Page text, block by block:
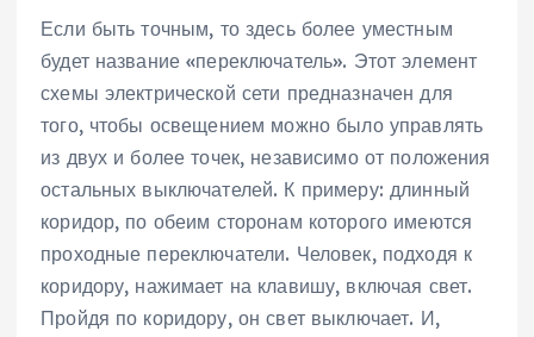
Если быть точным, то здесь более уместным
будет название «переключатель». Этот элемент
схемы электрической сети предназначен для
того, чтобы освещением можно было управлять
из двух и более точек, независимо от положения
остальных выключателей. К примеру: длинный
коридор, по обеим сторонам которого имеются
проходные переключатели. Человек, подходя к
коридору, нажимает на клавишу, включая свет.
Пройдя по коридору, он свет выключает. И,